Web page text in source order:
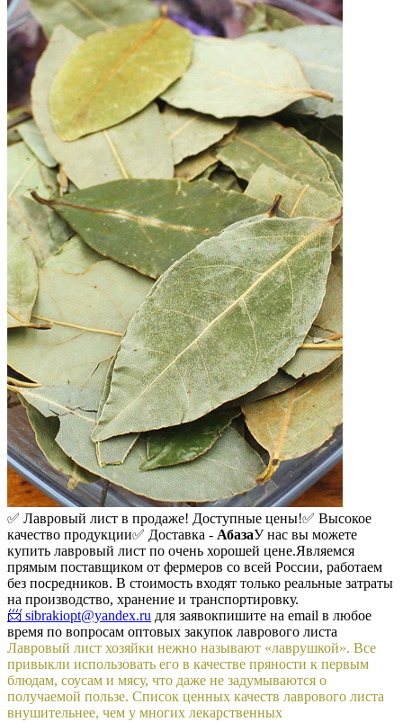
✅ Лавровый лист в продаже! Доступные цены!✅ Высокое
качество продукции✅ Доставка - АбазаУ нас вы можете
купить лавровый лист по очень хорошей цене.Являемся
прямым поставщиком от фермеров со всей России, работаем
без посредников. В стоимость входят только реальные затраты
на производство, хранение и транспортировку.
📨 sibrakiopt@yandex.ru для заявокпишите на email в любое
время по вопросам оптовых закупок лаврового листа
Лавровый лист хозяйки нежно называют «лаврушкой». Все
привыкли использовать его в качестве пряности к первым
блюдам, соусам и мясу, что даже не задумываются о
получаемой пользе. Список ценных качеств лаврового листа
внушительнее, чем у многих лекарственных